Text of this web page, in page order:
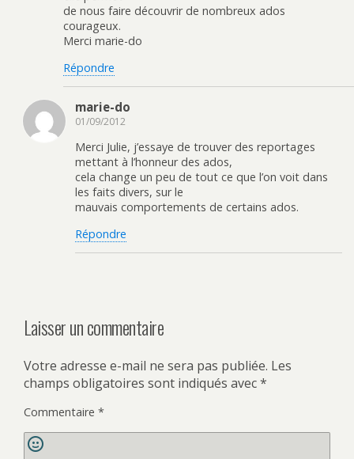
de nous faire découvrir de nombreux ados
courageux.
Merci marie-do
Répondre
marie-do
01/09/2012
Merci Julie, j’essaye de trouver des reportages
mettant à l’honneur des ados,
cela change un peu de tout ce que l’on voit dans
les faits divers, sur le
mauvais comportements de certains ados.
Répondre
Laisser un commentaire
Votre adresse e-mail ne sera pas publiée. Les
champs obligatoires sont indiqués avec*
Commentaire *